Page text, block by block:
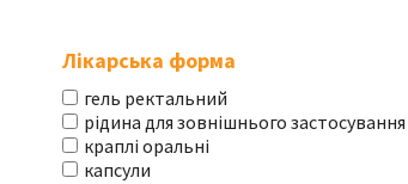
Лікарська форма
гель ректальний
рідина для зовнішнього застосування
краплі оральні
капсули